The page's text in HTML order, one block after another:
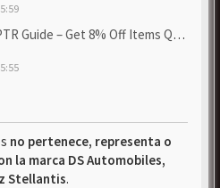
– Get 8% Off Items Quickly to Test ...
no pertenece, representa o
la marca DS Automobiles,
Stellantis.